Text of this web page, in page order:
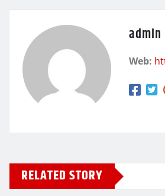
admin
Web:
RELATED STORY